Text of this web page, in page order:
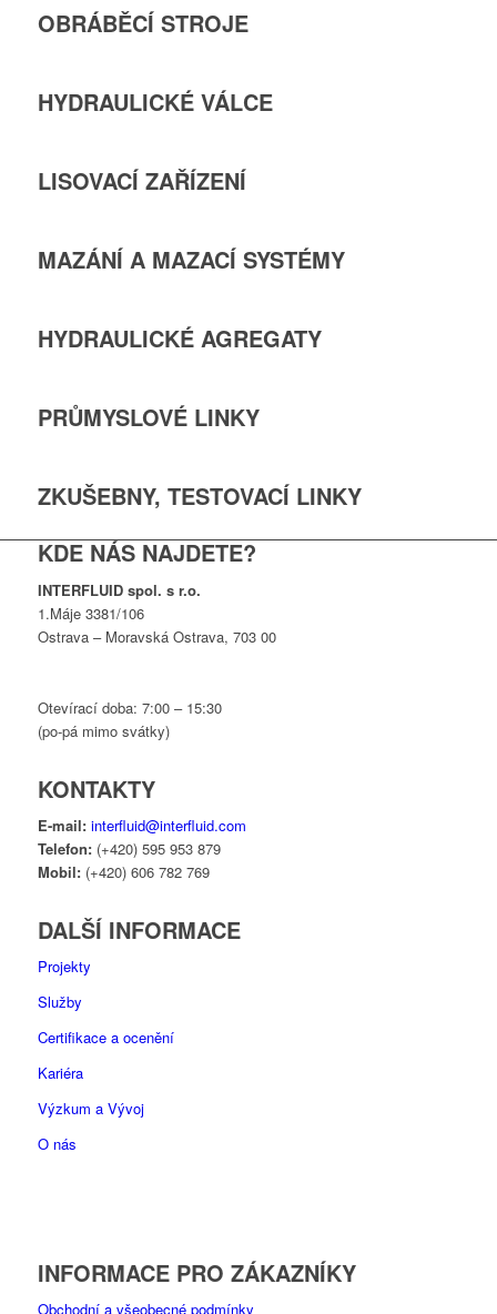
OBRÁBĚCÍ STROJE
HYDRAULICKÉ VÁLCE
LISOVACÍ ZAŘÍZENÍ
MAZÁNÍ A MAZACÍ SYSTÉMY
HYDRAULICKÉ AGREGATY
PRŮMYSLOVÉ LINKY
ZKUŠEBNY, TESTOVACÍ LINKY
KDE NÁS NAJDETE?
INTERFLUID spol. s r.o.
1.Máje 3381/106
Ostrava – Moravská Ostrava, 703 00
Otevírací doba: 7:00 – 15:30
(po-pá mimo svátky)
KONTAKTY
E-mail: interfluid@interfluid.com
Telefon: (+420) 595 953 879
Mobil: (+420) 606 782 769
DALŠÍ INFORMACE
Projekty
Služby
Certifikace a ocenění
Kariéra
Výzkum a Vývoj
O nás
INFORMACE PRO ZÁKAZNÍKY
Obchodní a všeobecné podmínky